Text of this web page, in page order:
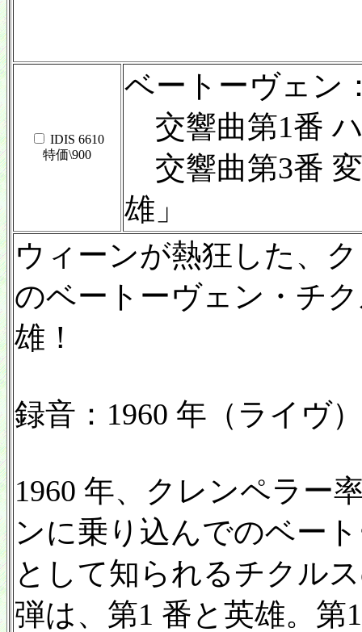
IDIS 6610
特価\900
ベートーヴェン
交響曲第1番
交響曲第3番
雄」
ウィーンが熱狂した、
のベートーヴェン・チ
雄！
録音：1960 年（ライヴ
1960 年、クレンペラー
ンに乗り込んでのベー
として知られるチクル
弾は、第1 番と英雄。第